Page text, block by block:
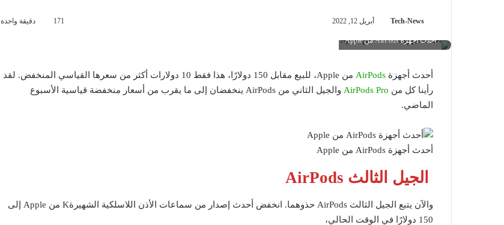
Tech-News أبريل 12, 2022 171 دقيقة واحدة
أحدث أجهزة AirPods من Apple
أحدث أجهزة AirPods
من Apple، للبيع مقابل 150 دولارًا، هذا فقط 10 دولارات أكثر من سعرها القياسي المنخفض. لقد
رأينا كل من AirPods Pro
والجيل الثاني من AirPods ينخفضان إلى ما يقرب من أسعار منخفضة قياسية الأسبوع
الماضي.
أحدث أجهزة AirPods من Apple
الجيل الثالث AirPods
والآن يتبع الجيل الثالث AirPods حذوهما. انخفض أحدث إصدار من سماعات الأذن اللاسلكية الشهيرةK من Apple إلى
150 دولارًا في الوقت الحالي،